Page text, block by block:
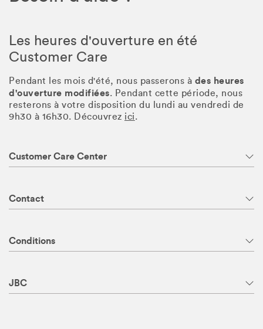
Les heures d'ouverture en été
Customer Care
Pendant les mois d'été, nous passerons à des heures
d'ouverture modifiées. Pendant cette période, nous
resterons à votre disposition du lundi au vendredi de
9h30 à 16h30. Découvrez ici.
Customer Care Center
Contact
Conditions
JBC